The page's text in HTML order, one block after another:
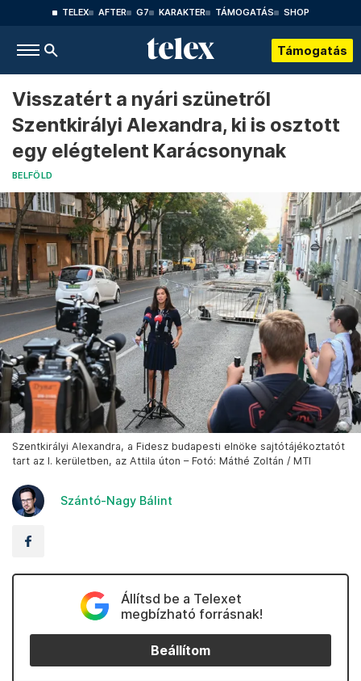
TELEX AFTER G7 KARAKTER TÁMOGATÁS SHOP
Támogatás
Visszatért a nyári szünetről
Szentkirályi Alexandra, ki is osztott
egy elégtelent Karácsonynak
BELFÖLD
Szentkirályi Alexandra, a Fidesz budapesti elnöke sajtótájékoztatót
tart az I. kerületben, az Attila úton – Fotó: Máthé Zoltán / MTI
Szántó-Nagy Bálint
Állítsd be a Telexet
megbízható forrásnak!
Beállítom